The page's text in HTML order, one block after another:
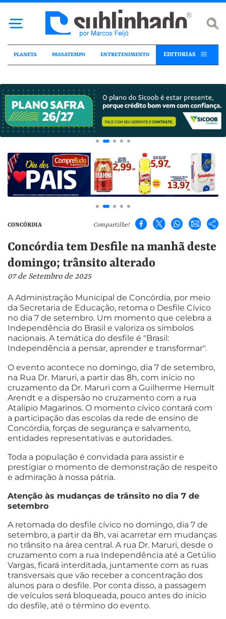
PLANETA PASSATEMPO ENTRETENIMENTO EDITORIAS
CONCÓRDIA Compartilhe!
Concórdia tem Desfile na manhã deste
domingo; trânsito alterado
07 de Setembro de 2025
A Administração Municipal de Concórdia, por meio
da Secretaria de Educação, retoma o Desfile Cívico
no dia 7 de setembro. Um momento que celebra a
Independência do Brasil e valoriza os símbolos
nacionais. A temática do desfile é "Brasil:
Independência a pensar, aprender e transformar".
O evento acontece no domingo, dia 7 de setembro,
na Rua Dr. Maruri, a partir das 8h, com início no
cruzamento da Dr. Maruri com a Guilherme Hemult
Arendt e a dispersão no cruzamento com a rua
Atalípio Magarinos. O momento cívico contará com
a participação das escolas da rede de ensino de
Concórdia, forças de segurança e salvamento,
entidades representativas e autoridades.
Toda a população é convidada para assistir e
prestigiar o momento de demonstração de respeito
e admiração à nossa pátria.
Atenção às mudanças de trânsito no dia 7 de
setembro
A retomada do desfile cívico no domingo, dia 7 de
setembro, a partir da 8h, vai acarretar em mudanças
no trânsito na área central. A rua Dr. Maruri, desde o
cruzamento com a rua Independência até a Getúlio
Vargas, ficará interditada, juntamente com as ruas
transversais que vão receber a concentração dos
alunos para o desfile. Por conta disso, a passagem
de veículos será bloqueada, pouco antes do início
do desfile, até o término do evento.